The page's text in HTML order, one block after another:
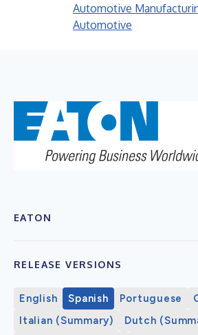
Automotive
Automotive
EATON
RELEASE VERSIONS
English Spanish Portuguese
Italian (Summary)
Dutch